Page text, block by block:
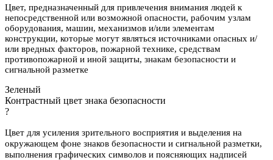
Цвет, предназначенный для привлечения внимания людей к
непосредственной или возможной опасности, рабочим узлам
оборудования, машин, механизмов и/или элементам
конструкции, которые могут являться источниками опасных и/
или вредных факторов, пожарной технике, средствам
противопожарной и иной защиты, знакам безопасности и
сигнальной разметке
Зеленый
Контрастный цвет знака безопасности
?
Цвет для усиления зрительного восприятия и выделения на
окружающем фоне знаков безопасности и сигнальной разметки,
выполнения графических символов и поясняющих надписей